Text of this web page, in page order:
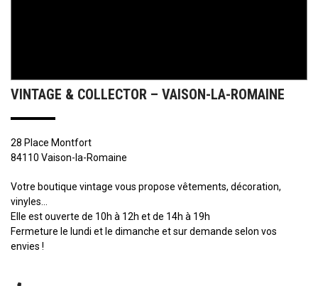
VINTAGE & COLLECTOR – VAISON-LA-ROMAINE
28 Place Montfort
84110 Vaison-la-Romaine
Votre boutique vintage vous propose vêtements, décoration,
vinyles…
Elle est ouverte de 10h à 12h et de 14h à 19h
Fermeture le lundi et le dimanche et sur demande selon vos
envies !